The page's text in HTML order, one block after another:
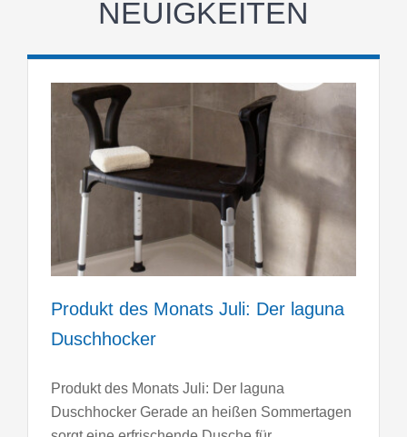
NEUIGKEITEN
Produkt des Monats Juli: Der laguna
Duschhocker
Produkt des Monats Juli: Der laguna
Duschhocker Gerade an heißen Sommertagen